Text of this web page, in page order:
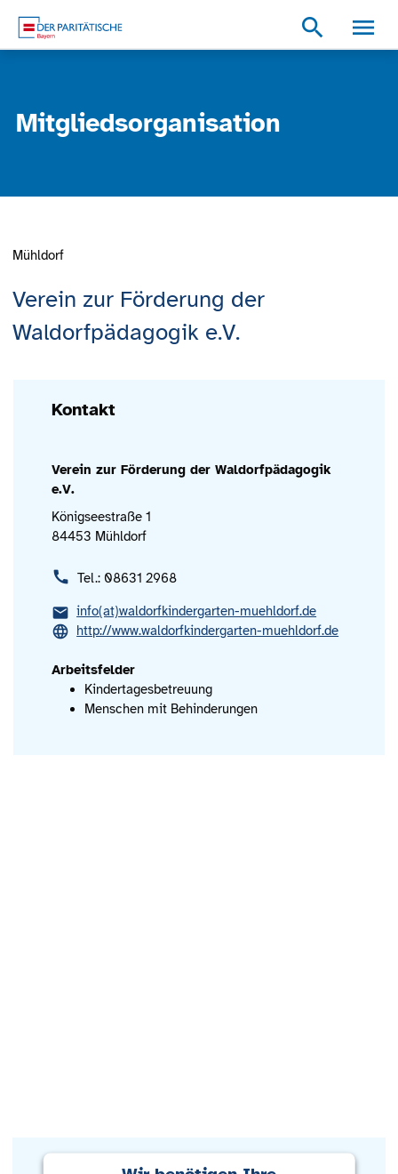
search
Mitgliedsorganisation
Verein zur Förderung der
Waldorfpädagogik e.V.
Mühldorf
Kontakt
Verein zur Förderung der Waldorfpädagogik
e.V.
Königseestraße 1
84453 Mühldorf
Tel.: 08631 2968
info(at)waldorfkindergarten-muehldorf.de
http://www.waldorfkindergarten-muehldorf.de
Arbeitsfelder
Kindertagesbetreuung
Menschen mit Behinderungen